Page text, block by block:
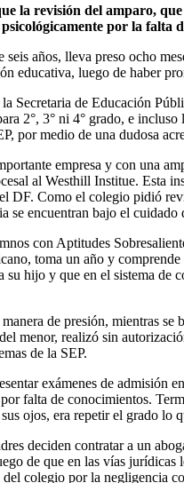
la revisión del amparo,
por la falta
años, lleva preso ocho
educativa, luego de haber
Secretaria de Educación
2°, 3° ni 4° grado, e
por medio de una dudosa
empresa y con una
al Westhill Institue.
Como el colegio pidió
encuentran bajo el cuidado
con Aptitudes
toma un año y
hijo y que en el sistema
de presión, mientras
menor, realizó sin
de la SEP.
exámenes de admisión
falta de conocimientos.
ojos, era repetir el grado
deciden contratar a un
de que en las vías
colegio por la negligencia